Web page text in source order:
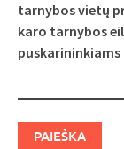
tarnybos vietų
karo tarnybos
puskarininkiams
PAIEŠKA